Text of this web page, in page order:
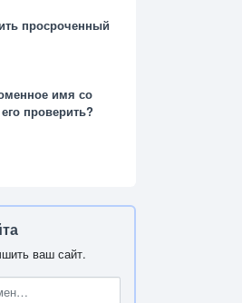
просроченный
имя со
проверить?
ваш сайт.